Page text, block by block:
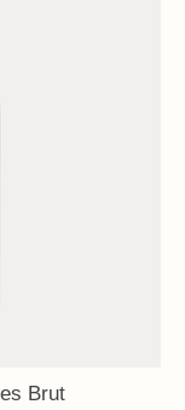
Brut